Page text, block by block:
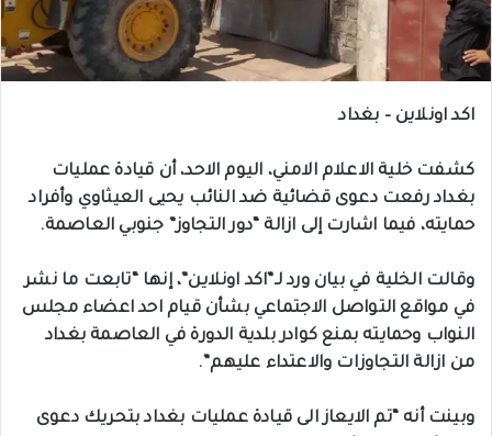
اكد اونلاين – بغداد
كشفت خلية الاعلام الامني، اليوم الاحد، أن قيادة عمليات
بغداد رفعت دعوى قضائية ضد النائب يحيى العيثاوي وأفراد
حمايته، فيما اشارت إلى ازالة “دور التجاوز” جنوبي العاصمة.
وقالت الخلية في بيان ورد لـ”اكد اونلاين”، إنها “تابعت ما نشر
في مواقع التواصل الاجتماعي بشأن قيام احد اعضاء مجلس
النواب وحمايته بمنع كوادر بلدية الدورة في العاصمة بغداد
من ازالة التجاوزات والاعتداء عليهم”.
وبينت أنه “تم الايعاز الى قيادة عمليات بغداد بتحريك دعوى